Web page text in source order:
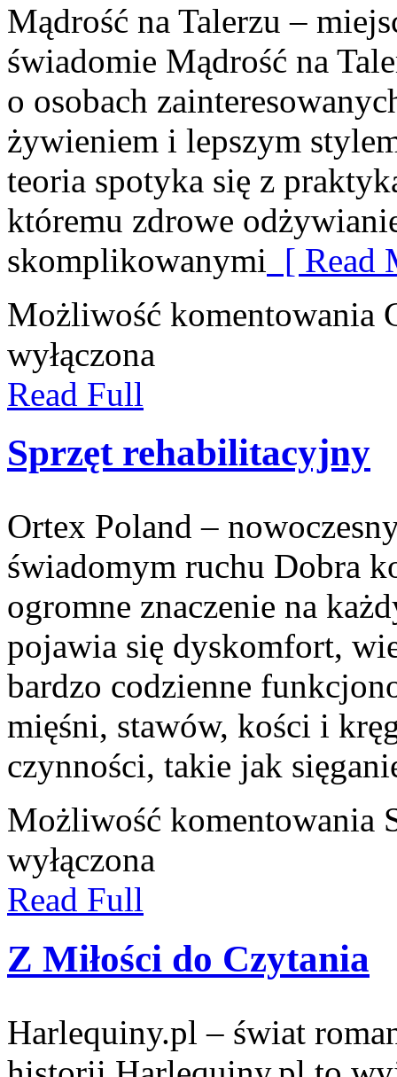
Mądrość na Talerzu –
świadomie Mądrość na
o osobach
żywieniem i lepszym
teoria spotyka się z
któremu zdrowe
skomplikowanymi [ Read
Możliwość komentowania
wyłączona
Read Full
Sprzęt rehabilitacyjny
Ortex Poland –
świadomym ruchu Dobra
ogromne znaczenie na
pojawia się dyskomfort,
bardzo codzienne
mięśni, stawów, kości i
czynności, takie jak
Możliwość komentowania
wyłączona
Read Full
Z Miłości do Czytania
Harlequiny.pl – świat